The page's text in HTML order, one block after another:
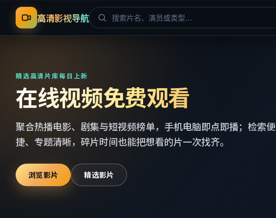
高清影视导航
精选高清片库每日上新
在线视频免费观看
聚合热播电影、剧集与短视频榜单，手机电脑即点即播；检索便
捷、专题清晰，碎片时间也能把想看的片一次找齐。
浏览影片 精选影片